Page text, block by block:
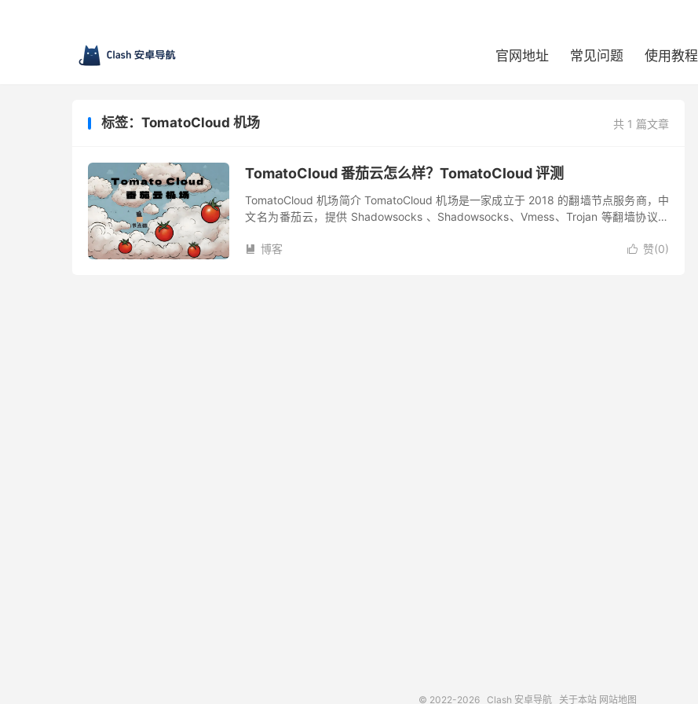
官网地址 常见问题 使用教程
共 1 篇文章
标签：TomatoCloud 机场
TomatoCloud 番茄云怎么样？TomatoCloud 评测
TomatoCloud 机场简介 TomatoCloud 机场是一家成立于 2018 的翻墙节点服务商，中
文名为番茄云，提供 Shadowsocks 、Shadowsocks、Vmess、Trojan 等翻墙协议节
 赞(0)
 博客
© 2022-2026 Clash 安卓导航 关于本站 网站地图